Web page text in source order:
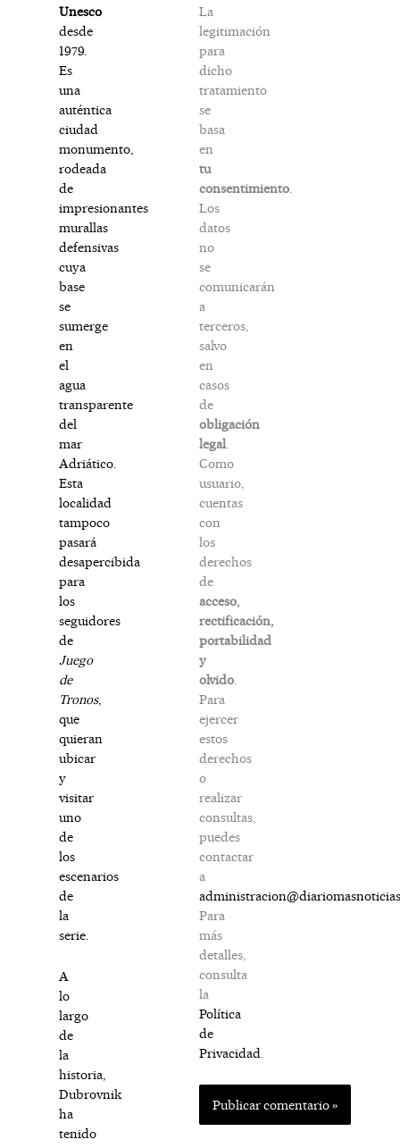
Unesco
desde
1979.
Es
una
auténtica
ciudad
monumento,
rodeada
de
impresionantes
murallas
defensivas
cuya
base
se
sumerge
en
el
agua
transparente
del
mar
Adriático.
Esta
localidad
tampoco
pasará
desapercibida
para
los
seguidores
de
Juego
de
Tronos,
que
quieran
ubicar
y
visitar
uno
de
los
escenarios
de
la
serie.
A
lo
largo
de
la
historia,
Dubrovnik
ha
tenido
La
legitimación
para
dicho
tratamiento
se
basa
en
tu
consentimiento
Los
datos
no
se
comunicarán
a
terceros,
salvo
en
casos
de
obligación
legal
Como
usuario,
cuentas
con
los
derechos
de
acceso,
rectificación,
portabilidad
y
olvido
Para
ejercer
estos
derechos
o
realizar
consultas,
puedes
contactar
a
Para
más
detalles,
consulta
la
Política
de
Privacidad